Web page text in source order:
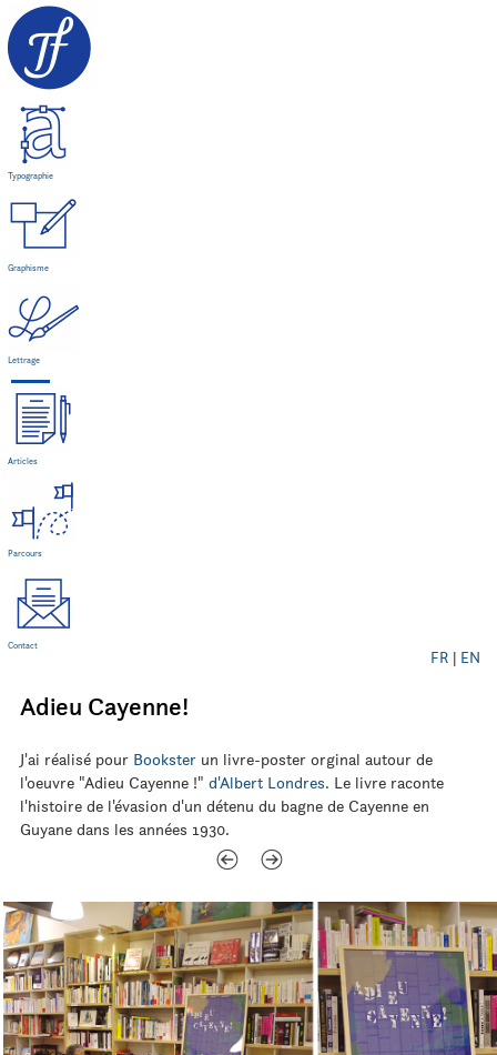
Typographie
Graphisme
Lettrage
Articles
Parcours
Contact
FR | EN
Adieu Cayenne!
J'ai réalisé pour Booksterun livre-poster orginal autour de
l'oeuvre "Adieu Cayenne !" d'Albert Londres. Le livre raconte
l'histoire de l'évasion d'un détenu du bagne de Cayenne en
Guyane dans les années 1930.